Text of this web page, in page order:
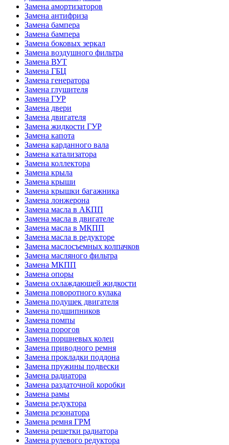
Замена амортизаторов
Замена антифриза
Замена бампера
Замена бампера
Замена боковых зеркал
Замена воздушного фильтра
Замена ВУТ
Замена ГБЦ
Замена генератора
Замена глушителя
Замена ГУР
Замена двери
Замена двигателя
Замена жидкости ГУР
Замена капота
Замена карданного вала
Замена катализатора
Замена коллектора
Замена крыла
Замена крыши
Замена крышки багажника
Замена лонжерона
Замена масла в АКПП
Замена масла в двигателе
Замена масла в МКПП
Замена масла в редукторе
Замена маслосъемных колпачков
Замена масляного фильтра
Замена МКПП
Замена опоры
Замена охлаждающей жидкости
Замена поворотного кулака
Замена подушек двигателя
Замена подшипников
Замена помпы
Замена порогов
Замена поршневых колец
Замена приводного ремня
Замена прокладки поддона
Замена пружины подвески
Замена радиатора
Замена раздаточной коробки
Замена рамы
Замена редуктора
Замена резонатора
Замена ремня ГРМ
Замена решетки радиатора
Замена рулевого редуктора